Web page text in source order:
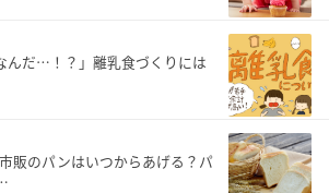
んだ…！？」離乳食づくりには
販のパンはいつからあげる？パ